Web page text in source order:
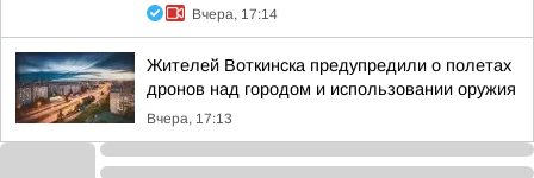
Вчера, 17:14
Жителей Воткинска предупредили о полетах
дронов над городом и использовании оружия
Вчера, 17:13